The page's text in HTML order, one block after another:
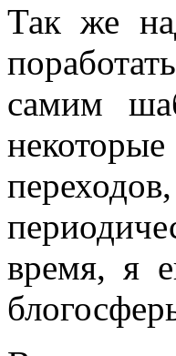
Так же
самим
время, я